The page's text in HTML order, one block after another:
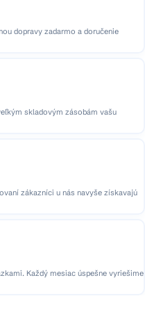
dopravy zadarmo a doručenie
skladovým zásobám vašu
zákazníci u nás navyše získavajú
Každý mesiac úspešne vyriešime